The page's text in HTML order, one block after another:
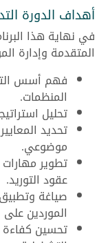
أهداف الدورة
في نهاية هذا
المتقدمة وإدارة
فهم أسس
المنظمات.
تحليل
تحديد
موضوعي.
تطوير
عقود التوريد.
صياغة وتطبيق
الموردين
تحسين كفاءة